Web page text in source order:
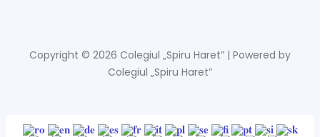
Copyright © 2026 Colegiul „Spiru Haret” | Powered by
Colegiul „Spiru Haret”